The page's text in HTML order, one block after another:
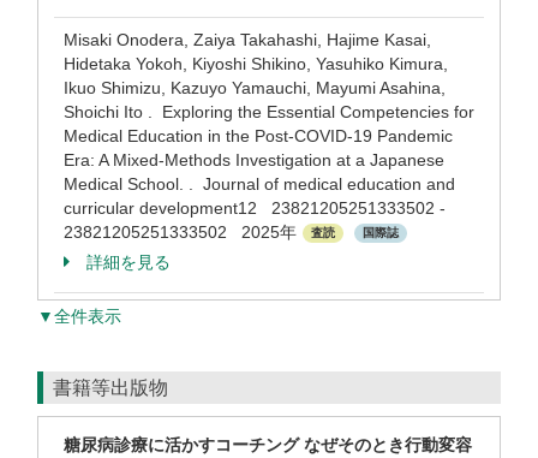
Misaki Onodera, Zaiya Takahashi, Hajime Kasai,
Hidetaka Yokoh, Kiyoshi Shikino, Yasuhiko Kimura,
Ikuo Shimizu, Kazuyo Yamauchi, Mayumi Asahina,
Shoichi Ito . Exploring the Essential Competencies for
Medical Education in the Post-COVID-19 Pandemic
Era: A Mixed-Methods Investigation at a Japanese
Medical School. . Journal of medical education and
curricular development12 23821205251333502 -
23821205251333502 2025年
査読 国際誌
詳細を見る
▼全件表示
書籍等出版物
糖尿病診療に活かすコーチング なぜそのとき行動変容